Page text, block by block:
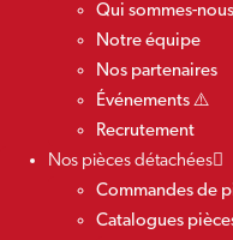
Qui sommes-
Notre équipe
Nos partenaires
Événements ⚠️
Recrutement
Nos pièces détachées
Commandes de
Catalogues